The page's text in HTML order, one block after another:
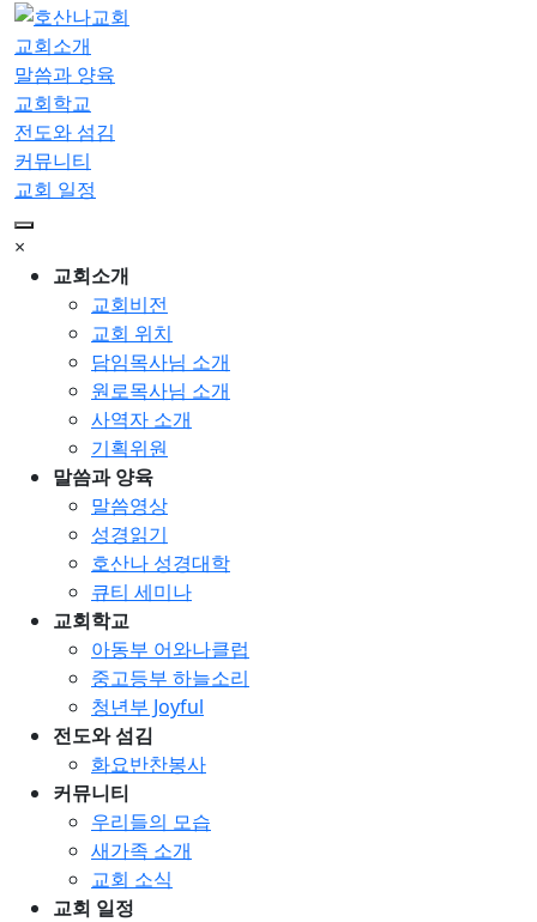
교회소개
말씀과 양육
교회학교
전도와 섬김
커뮤니티
교회 일정
×
교회소개
교회비전
교회 위치
담임목사님 소개
원로목사님 소개
사역자 소개
기획위원
말씀과 양육
말씀영상
성경읽기
호산나 성경대학
큐티 세미나
교회학교
아동부 어와나클럽
중고등부 하늘소리
청년부 Joyful
전도와 섬김
화요반찬봉사
커뮤니티
우리들의 모습
새가족 소개
교회 소식
교회 일정